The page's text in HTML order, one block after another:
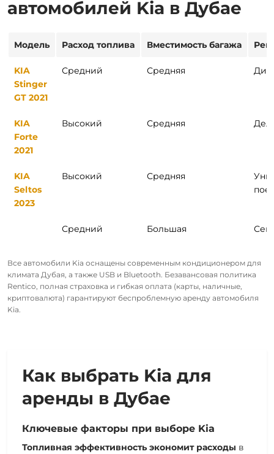
автомобилей Kia в Дубае
Модель Расход топлива Вместимость багажа
KIA
Stinger
GT 2021
Средний Средняя
KIA
Forte
2021
Высокий Средняя
KIA
Seltos
2023
Высокий Средняя
Средний Большая
Все автомобили Kia оснащены современным кондиционером для
климата Дубая, а также USB и Bluetooth. Безавансовая политика
Rentico, полная страховка и гибкая оплата (карты, наличные,
криптовалюта) гарантируют беспроблемную аренду автомобиля
Kia.
Как выбрать Kia для
аренды в Дубае
Ключевые факторы при выборе Kia
Топливная эффективность экономит расходы в